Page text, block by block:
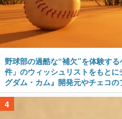
野球部の過酷な“補欠”を体験す
件」のウィッシュリストをもと
グダム・カム』開発元やチェコ
4